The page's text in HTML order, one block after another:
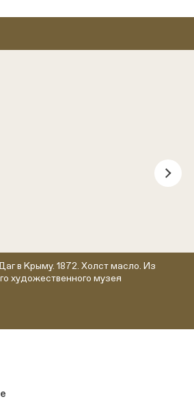
в Крыму. 1872. Холст масло. Из
художественного музея